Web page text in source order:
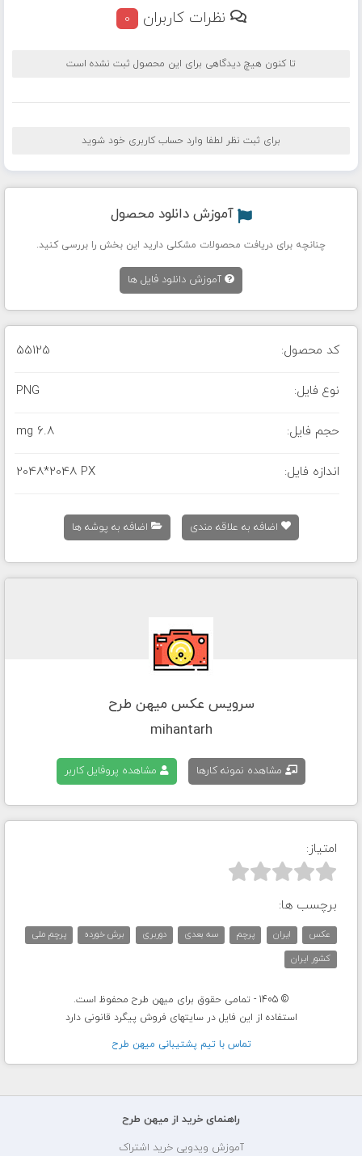
نظرات کاربران 0
تا کنون هیچ دیدگاهی برای این محصول ثبت نشده است
برای ثبت نظر لطفا وارد حساب کاربری خود شوید
آموزش دانلود محصول
چنانچه برای دریافت محصولات مشکلی دارید این بخش را بررسی کنید.
آموزش دانلود فایل ها
کد محصول: 55125
نوع فایل: PNG
حجم فایل: 6.8 mg
اندازه فایل: 2048*2048 PX
اضافه به علاقه مندی اضافه به پوشه ها
سرویس عکس میهن طرح
mihantarh
مشاهده نمونه کارها مشاهده پروفایل کاربر
امتیاز:



برچسب ها:
عکس ایران پرچم سه بعدی دوربری برش خورده
پرچم ملی
کشور ایران
© 1405 - تمامی حقوق برای میهن طرح محفوظ است.
استفاده از این فایل در سایتهای فروش پیگرد قانونی دارد
تماس با تيم پشتيبانی ميهن طرح
راهنمای خرید از میهن طرح
آموزش ویدویی خرید اشتراک